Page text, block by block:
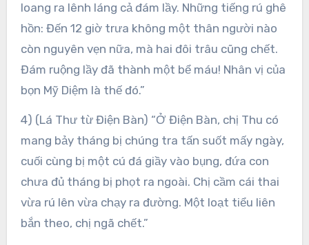
loang ra lênh láng cả đám lầy. Những tiếng rú ghê
hồn: Đến 12 giờ trưa không một thân người nào
còn nguyên vẹn nữa, mà hai đôi trâu cũng chết.
Đám ruộng lầy đã thành một bể máu! Nhân vị của
bọn Mỹ Diệm là thế đó.”
4) (Lá Thư từ Điện Bàn) “Ở Điện Bàn, chị Thu có
mang bảy tháng bị chúng tra tấn suốt mấy ngày,
cuối cùng bị một cú đá giầy vào bụng, đứa con
chưa đủ tháng bị phọt ra ngoài. Chị cầm cái thai
vừa rú lên vừa chạy ra đường. Một loạt tiểu liên
bắn theo, chị ngã chết.”